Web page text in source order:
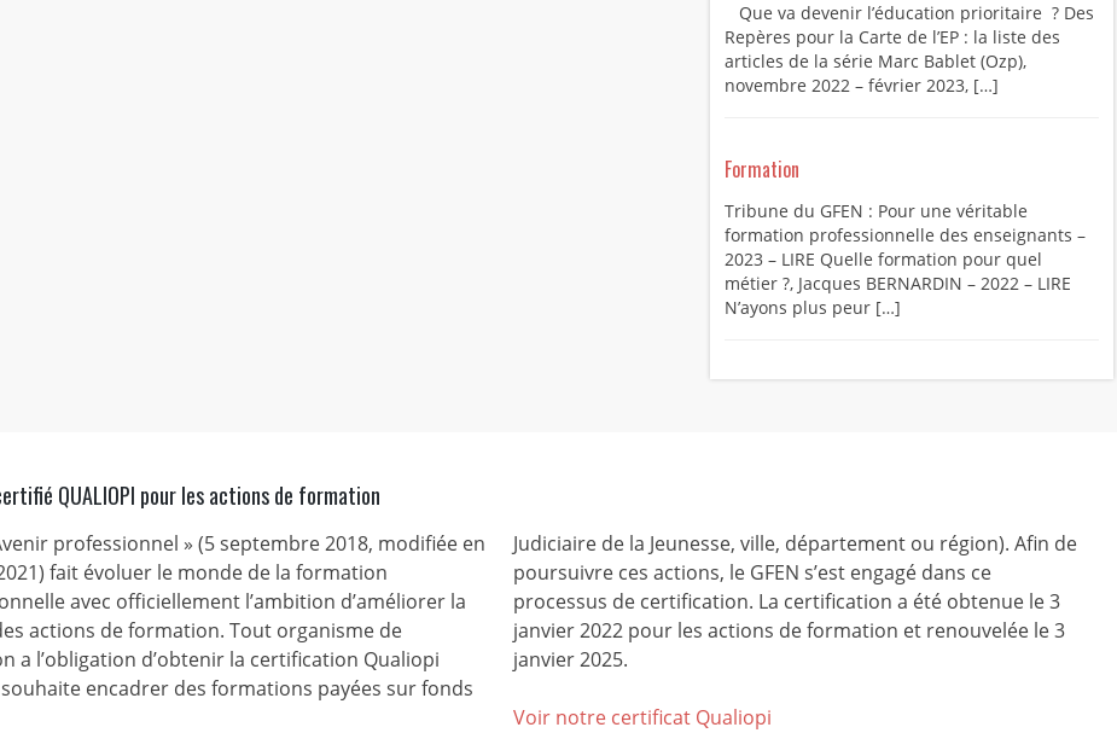
Que va devenir l’éducation prioritaire ? Des
Repères pour la Carte de l’EP : la liste des
articles de la série Marc Bablet (Ozp),
novembre 2022 – février 2023, […]
Formation
Tribune du GFEN : Pour une véritable
formation professionnelle des enseignants –
2023 – LIRE Quelle formation pour quel
métier ?, Jacques BERNARDIN – 2022 – LIRE
N’ayons plus peur […]
QUALIOPI pour les actions de formation
professionnel » (5 septembre 2018, modifiée en
fait évoluer le monde de la formation
avec officiellement l’ambition d’améliorer la
actions de formation. Tout organisme de
a l’obligation d’obtenir la certification Qualiopi
souhaite encadrer des formations payées sur fonds
Judiciaire de la Jeunesse, ville, département ou région). Afin de
poursuivre ces actions, le GFEN s’est engagé dans ce
processus de certification. La certification a été obtenue le 3
janvier 2022 pour les actions de formation et renouvelée le 3
janvier 2025.
Voir notre certificat Qualiopi